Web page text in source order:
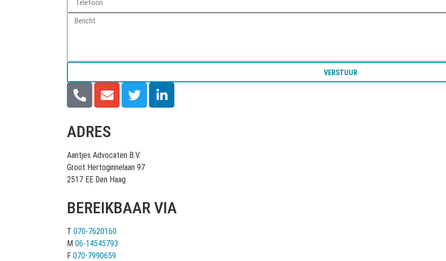
VERSTUUR
ADRES
Aantjes Advocaten B.V.
Groot Hertoginnelaan 97
2517 EE Den Haag
BEREIKBAAR VIA
T 070-7620160
M 06-14545793
F 070-7990659